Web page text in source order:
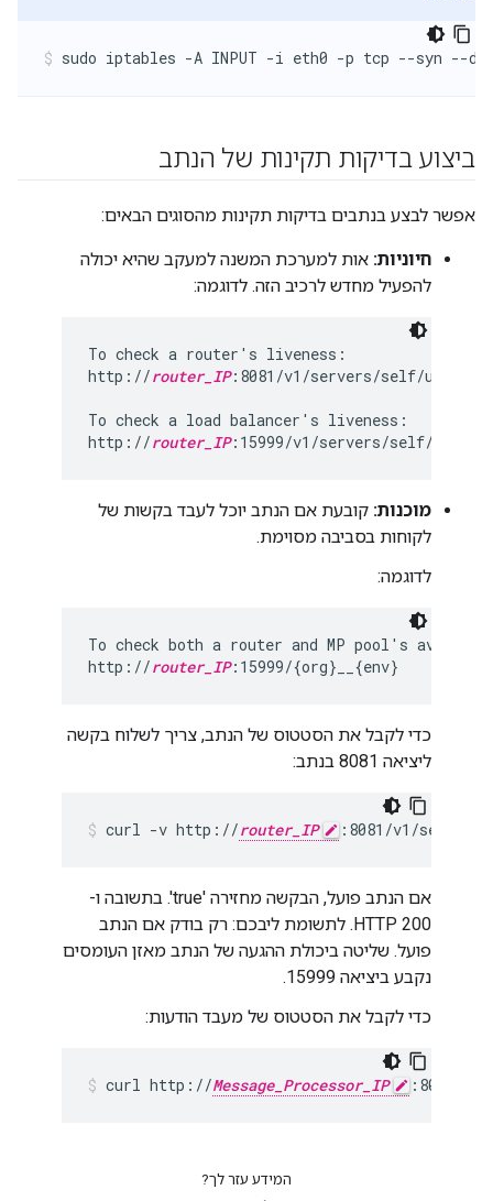
sudo iptables -A INPUT -i eth0 -p tcp --syn --
ביצוע בדיקות תקינות של הנתב
אפשר לבצע בנתבים בדיקות תקינות מהסוגים הבאים:
חיוניות: אות למערכת המשנה למעקב שהיא יכולה
להפעיל מחדש לרכיב הזה. לדוגמה:
To check a router's liveness:
http://router_IP:8081/v1/servers/self/up
To check a load balancer's liveness:
http://router_IP:15999/v1/servers/self/
מוכנות: קובעת אם הנתב יוכל לעבד בקשות של
לקוחות בסביבה מסוימת.
לדוגמה:
To check both a router and MP pool's
http://router_IP:15999/{org}__{env}
כדי לקבל את הסטטוס של הנתב, צריך לשלוח בקשה
ליציאה 8081 בנתב:
curl -v http://router_IP :8081/v1/
אם הנתב פועל, הבקשה מחזירה 'true'. בתשובה ו-
HTTP 200. לתשומת ליבכם: רק בודק אם הנתב
פועל. שליטה ביכולת ההגעה של הנתב מאזן העומסים
נקבע ביציאה 15999.
כדי לקבל את הסטטוס של מעבד הודעות:
curl http://Message_Processor_IP :8082/
המידע עזר לך?